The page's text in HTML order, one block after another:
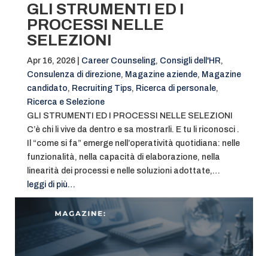
GLI STRUMENTI ED I
PROCESSI NELLE
SELEZIONI
Apr 16, 2026| Career Counseling, Consigli dell'HR,
Consulenza di direzione, Magazine aziende, Magazine
candidato, Recruiting Tips, Ricerca di personale,
Ricerca e Selezione
GLI STRUMENTI ED I PROCESSI NELLE SELEZIONI
C’è chi li vive da dentro e sa mostrarli. E tu li riconosci .
Il “come si fa” emerge nell’operatività quotidiana: nelle
funzionalità, nella capacità di elaborazione, nella
linearità dei processi e nelle soluzioni adottate,…
leggi di più…